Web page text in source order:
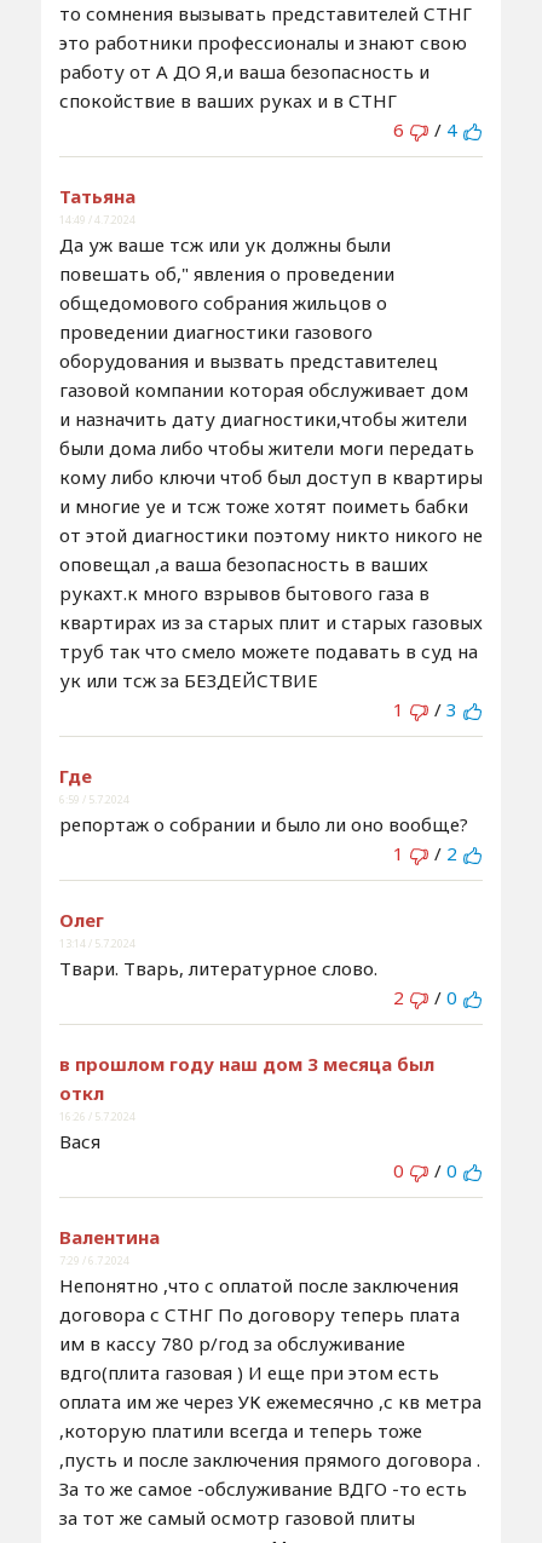
то сомнения вызывать представителей СТНГ
это работники профессионалы и знают свою
работу от А ДО Я,и ваша безопасность и
спокойствие в ваших руках и в СТНГ
6
/ 4
Татьяна
14:49 / 4.7.2024
Да уж ваше тсж или ук должны были
повешать об," явления о проведении
общедомового собрания жильцов о
проведении диагностики газового
оборудования и вызвать представителец
газовой компании которая обслуживает дом
и назначить дату диагностики,чтобы жители
были дома либо чтобы жители моги передать
кому либо ключи чтоб был доступ в квартиры
и многие уе и тсж тоже хотят поиметь бабки
от этой диагностики поэтому никто никого не
оповещал ,а ваша безопасность в ваших
рукахт.к много взрывов бытового газа в
квартирах из за старых плит и старых газовых
труб так что смело можете подавать в суд на
ук или тсж за БЕЗДЕЙСТВИЕ
1
/ 3
Где
6:59 / 5.7.2024
репортаж о собрании и было ли оно вообще?
1
/ 2
Олег
13:14 / 5.7.2024
Твари. Тварь, литературное слово.
2
/ 0
в прошлом году наш дом 3 месяца был
откл
16:26 / 5.7.2024
Вася
0
/ 0
Валентина
7:29 / 6.7.2024
Непонятно ,что с оплатой после заключения
договора с СТНГ По договору теперь плата
им в кассу 780 р/год за обслуживание
вдго(плита газовая ) И еще при этом есть
оплата им же через УК ежемесячно ,с кв метра
,которую платили всегда и теперь тоже
,пусть и после заключения прямого договора .
За то же самое -обслуживание ВДГО -то есть
за тот же самый осмотр газовой плиты